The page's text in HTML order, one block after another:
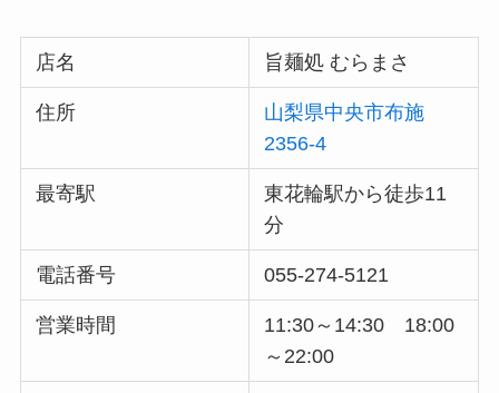
店名 旨麺処 むらまさ
住所
山梨県中央市布施
2356-4
最寄駅
東花輪駅から徒歩11
分
電話番号 055-274-5121
営業時間
11:30～14:30 18:00
～22:00